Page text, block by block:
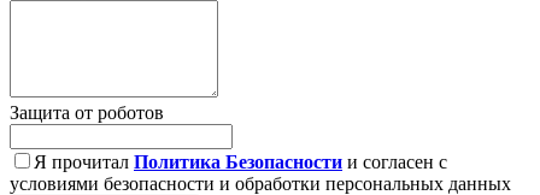
Защита от роботов
Я прочитал Политика Безопасности и согласен с
условиями безопасности и обработки персональных данных